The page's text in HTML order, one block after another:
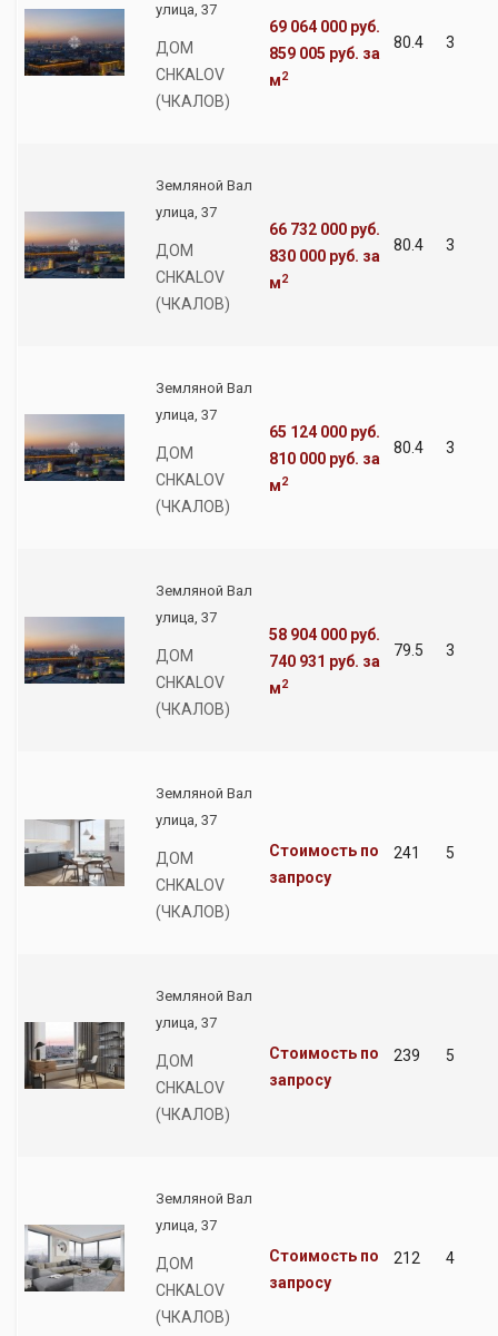
улица, 37
ДОМ
CHKALOV
(ЧКАЛОВ)
69 064 000 руб.
859 005 руб. за
м2
80.4 3
Земляной Вал
улица, 37
ДОМ
CHKALOV
(ЧКАЛОВ)
66 732 000 руб.
830 000 руб. за
м2
80.4 3
Земляной Вал
улица, 37
ДОМ
CHKALOV
(ЧКАЛОВ)
65 124 000 руб.
810 000 руб. за
м2
80.4 3
Земляной Вал
улица, 37
ДОМ
CHKALOV
(ЧКАЛОВ)
58 904 000 руб.
740 931 руб. за
м2
79.5 3
Земляной Вал
улица, 37
ДОМ
CHKALOV
(ЧКАЛОВ)
Стоимость по
запросу
241 5
Земляной Вал
улица, 37
ДОМ
CHKALOV
(ЧКАЛОВ)
Стоимость по
запросу
239 5
Земляной Вал
улица, 37
ДОМ
CHKALOV
(ЧКАЛОВ)
Стоимость по
запросу
212 4